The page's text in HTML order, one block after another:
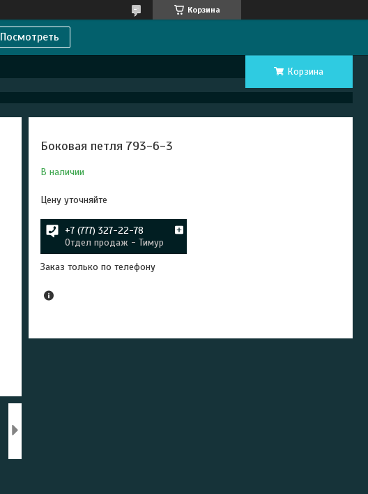
Корзина
Посмотреть
Корзина
Боковая петля 793-6-3
В наличии
Цену уточняйте
+7 (777) 327-22-78
Отдел продаж - Тимур
Заказ только по телефону